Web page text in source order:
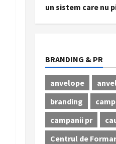
un sistem care nu
BRANDING & PR
anvelope
branding
campanii pr
Centrul de